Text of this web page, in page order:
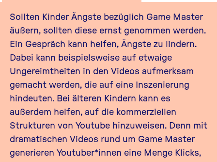
Sollten Kinder Ängste bezüglich Game Master
äußern, sollten diese ernst genommen werden.
Ein Gespräch kann helfen, Ängste zu lindern.
Dabei kann beispielsweise auf etwaige
Ungereimtheiten in den Videos aufmerksam
gemacht werden, die auf eine Inszenierung
hindeuten. Bei älteren Kindern kann es
außerdem helfen, auf die kommerziellen
Strukturen von Youtube hinzuweisen. Denn mit
dramatischen Videos rund um Game Master
generieren Youtuber*innen eine Menge Klicks,